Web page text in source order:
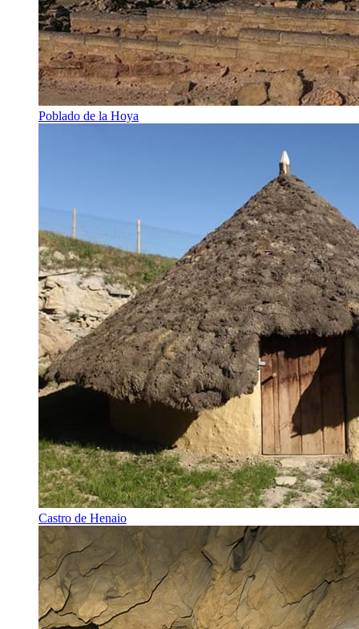
Poblado de la Hoya
Castro de Henaio